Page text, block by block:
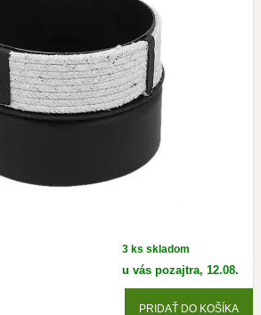
3 ks skladom
u vás pozajtra, 12.08.
PRIDAŤ DO KOŠÍKA